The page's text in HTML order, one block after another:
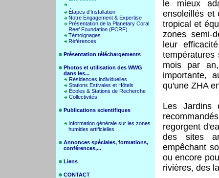
Étapes d'Installation
Notre Engagement & Expertise
Présentation de la Planetary Coral
Reef Foundation (PCRF)
Témoignages
Références
Présentation téléchargements
Photos et utilisation des WWG
dans les...
Résidences individuelles
Stations Estivales et Hôtels
Écoles & Stations de Recherche
Collectivités
Publications scientifiques
Information générale sur les zones
humides artificielles
Annonces spéciales, formations,
conférences,...
Liens
CONTACT
le mieux
ensoleillés et
tropical et
zones semi-
leur
mois par
importante,
qu'une ZHA
Les Jardins
regorgent
des sites
empêchant
ou encore
rivières, des